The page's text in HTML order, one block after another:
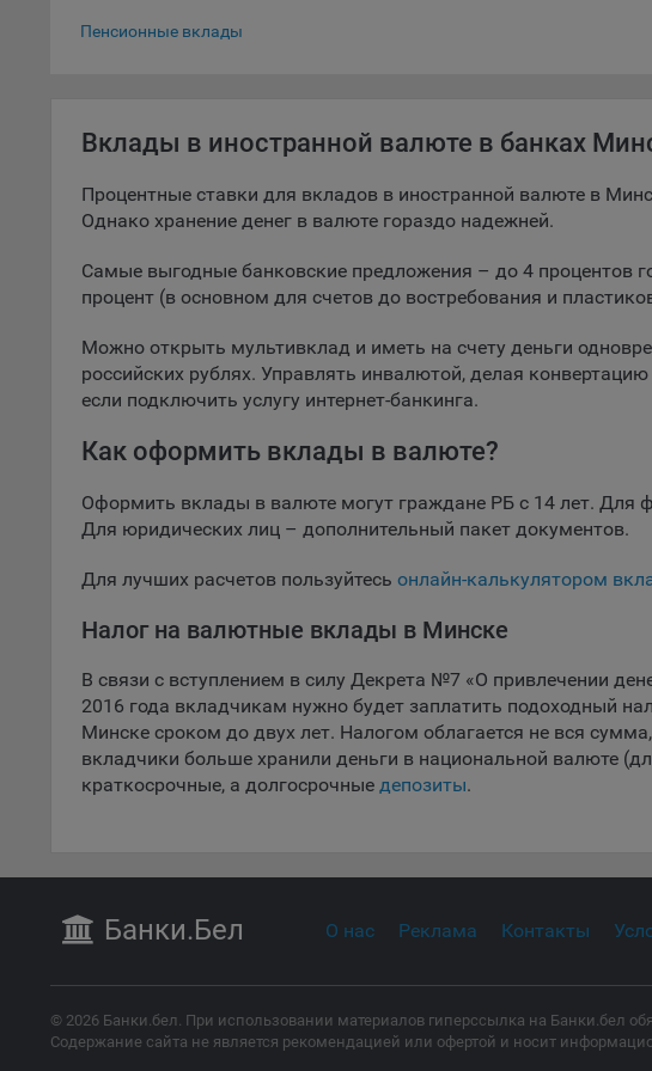
5.3. Сбор
дальнейшего
5.4. Создание и
9.1. Технические
регистрации либо
корректной работы
пользователем, не
разделы сайта могут
Данные файлы cookie
дополнительных
предотвращения
файлы cookie
предпочтениях и
пользователем
соответствующим
использовании
для анализа трафика
Пенсионные вклады
Вклады в иностранной валюте в банках
Процентные ставки для вкладов в иностранной валюте в
Однако хранение денег в валюте гораздо надежней.
Самые выгодные банковские предложения – до 4 процентов
процент (в основном для счетов до востребования и
Можно открыть мультивклад и иметь на счету деньги
российских рублях. Управлять инвалютой, делая
если подключить услугу интернет-банкинга.
Как оформить вклады в валюте?
Оформить вклады в валюте могут граждане РБ с 14 лет. Для
Для юридических лиц – дополнительный пакет документов.
Для лучших расчетов пользуйтесь онлайн-калькулятором
Налог на валютные вклады в Минске
В связи с вступлением в силу Декрета №7 «О привлечении
2016 года вкладчикам нужно будет заплатить подоходный
Минске сроком до двух лет. Налогом облагается не вся
вкладчики больше хранили деньги в национальной валюте
краткосрочные, а долгосрочные депозиты.
Банки.Бел О нас Реклама Контакты
© 2026 Банки.бел. При использовании материалов гиперссылка на Банки.бел
Содержание сайта не является рекомендацией или офертой и носит